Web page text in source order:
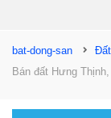
bat-dong-san
Bán đất Hưng